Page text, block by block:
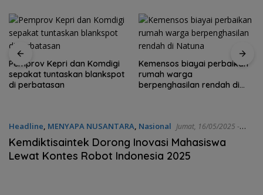
Pemprov Kepri dan Komdigi
sepakat tuntaskan blankspot
di perbatasan
Kemensos biayai perbaikan
rumah warga
berpenghasilan rendah di
Headline, MENYAPA NUSANTARA, Nasional Jumat, 16/05/2025 -
15:54 WIB
Kemdiktisaintek Dorong Inovasi Mahasiswa
Lewat Kontes Robot Indonesia 2025